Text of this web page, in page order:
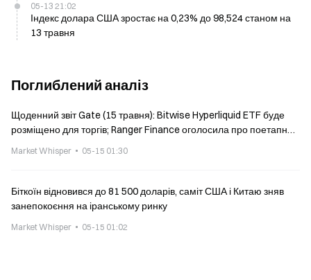
05-13 21:02
Індекс долара США зростає на 0,23% до 98,524 станом на
13 травня
Поглиблений аналіз
Щоденний звіт Gate (15 травня): Bitwise Hyperliquid ETF буде
розміщено для торгів; Ranger Finance оголосила про поетапне
Market Whisper 05-15 01:30
Біткоїн відновився до 81 500 доларів, саміт США і Китаю зняв
занепокоєння на іранському ринку
Market Whisper 05-15 01:02